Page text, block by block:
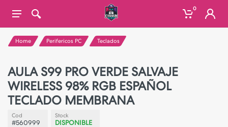
0
Home Perifericos PC Teclados
AULA S99 PRO VERDE SALVAJE
WIRELESS 98% RGB ESPAÑOL
TECLADO MEMBRANA
Cod
#560999
Stock
DISPONIBLE